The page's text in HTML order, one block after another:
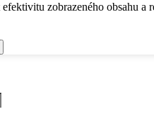
zobrazeného obsahu